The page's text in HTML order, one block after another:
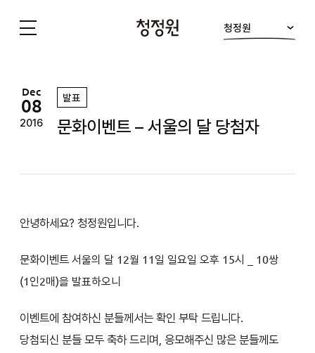
청정원
Dec
08
2016
발표
문화이벤트 – 서울의 달 당첨자
안녕하세요? 청정원입니다.
문화이벤트 서울의 달 12월 11일 일요일 오후 15시 _ 10쌍
(1인2매)을 발표하오니
이벤트에 참여하신 분들께서는 확인 부탁 드립니다.
당첨되신 분들 모두 축하 드리며, 응모해주신 많은 분들께도